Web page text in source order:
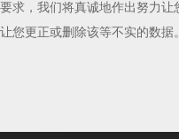
要求，我们将真诚地作出努力让
让您更正或删除该等不实的数据。